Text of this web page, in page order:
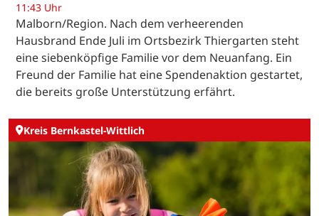
11:43 Uhr
Malborn/Region. Nach dem verheerenden
Hausbrand Ende Juli im Ortsbezirk Thiergarten steht
eine siebenköpfige Familie vor dem Neuanfang. Ein
Freund der Familie hat eine Spendenaktion gestartet,
die bereits große Unterstützung erfährt.
Kreis Bernkastel-Wittlich